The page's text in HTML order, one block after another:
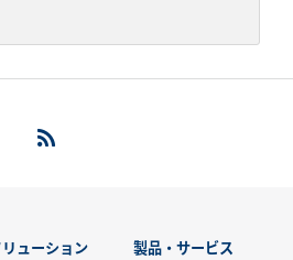
ューション 製品・サービス